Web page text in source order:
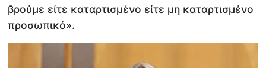
βρούμε είτε καταρτισμένο είτε μη καταρτισμένο
προσωπικό».